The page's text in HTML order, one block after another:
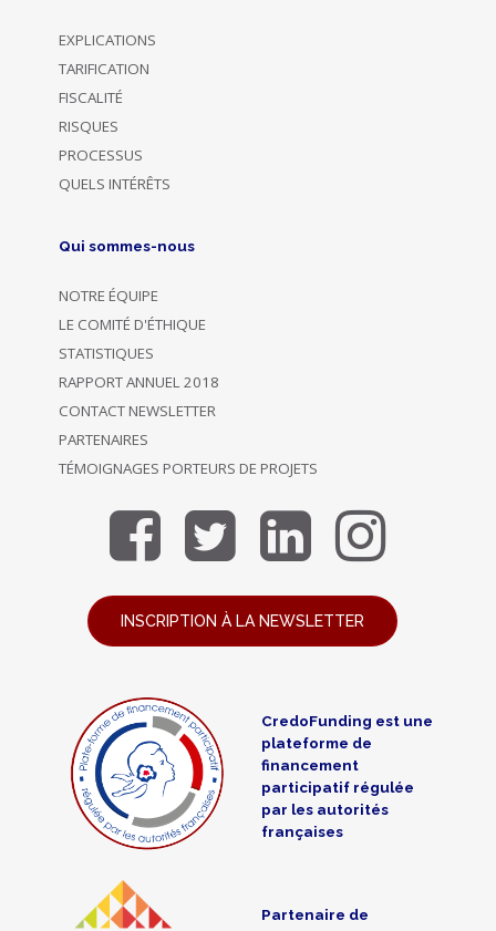
EXPLICATIONS
TARIFICATION
FISCALITÉ
RISQUES
PROCESSUS
QUELS INTÉRÊTS
Qui sommes-nous
NOTRE ÉQUIPE
LE COMITÉ D'ÉTHIQUE
STATISTIQUES
RAPPORT ANNUEL 2018
CONTACT NEWSLETTER
PARTENAIRES
TÉMOIGNAGES PORTEURS DE PROJETS
INSCRIPTION À LA NEWSLETTER
CredoFunding est une
plateforme de
financement
participatif régulée
par les autorités
françaises
Partenaire de